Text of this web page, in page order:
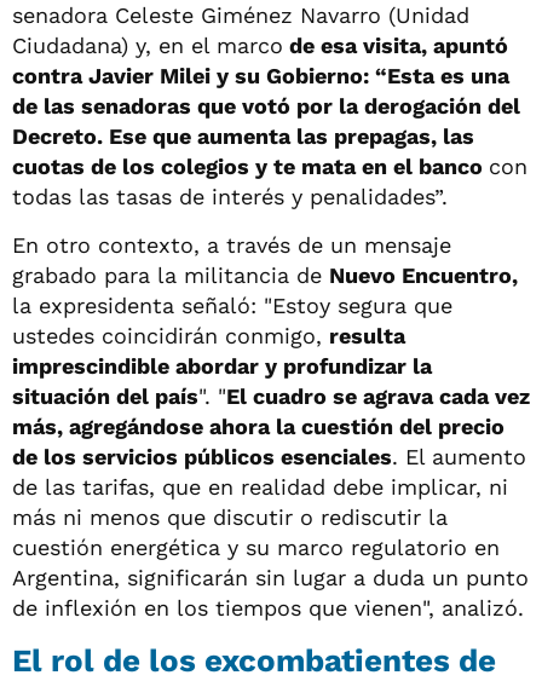
senadora Celeste Giménez Navarro (Unidad
Ciudadana) y, en el marco de esa visita, apuntó
contra Javier Milei y su Gobierno: “Esta es una
de las senadoras que votó por la derogación del
Decreto. Ese que aumenta las prepagas, las
cuotas de los colegios y te mata en el banco con
todas las tasas de interés y penalidades”.
En otro contexto, a través de un mensaje
grabado para la militancia de Nuevo Encuentro,
la expresidenta señaló: "Estoy segura que
ustedes coincidirán conmigo, resulta
imprescindible abordar y profundizar la
situación del país". "El cuadro se agrava cada vez
más, agregándose ahora la cuestión del precio
de los servicios públicos esenciales. El aumento
de las tarifas, que en realidad debe implicar, ni
más ni menos que discutir o rediscutir la
cuestión energética y su marco regulatorio en
Argentina, significarán sin lugar a duda un punto
de inflexión en los tiempos que vienen", analizó.
El rol de los excombatientes de